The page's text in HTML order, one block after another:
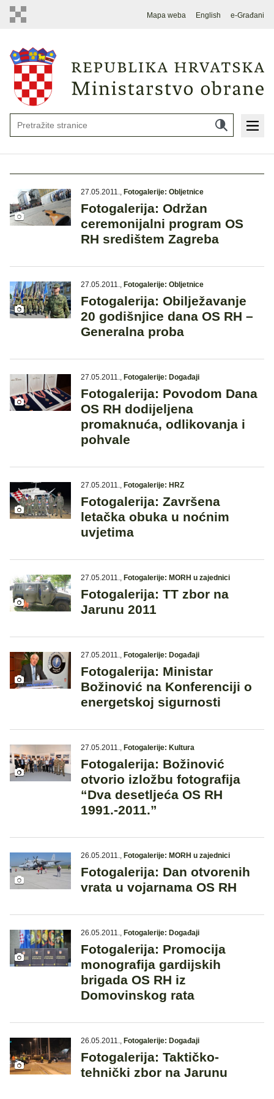
Mapa weba English e-Građani
27.05.2011., Fotogalerije: Obljetnice
Fotogalerija: Održan
ceremonijalni program OS
RH središtem Zagreba
27.05.2011., Fotogalerije: Obljetnice
Fotogalerija: Obilježavanje
20 godišnjice dana OS RH –
Generalna proba
27.05.2011., Fotogalerije: Događaji
Fotogalerija: Povodom Dana
OS RH dodijeljena
promaknuća, odlikovanja i
pohvale
27.05.2011., Fotogalerije: HRZ
Fotogalerija: Završena
letačka obuka u noćnim
uvjetima
27.05.2011., Fotogalerije: MORH u zajednici
Fotogalerija: TT zbor na
Jarunu 2011
27.05.2011., Fotogalerije: Događaji
Fotogalerija: Ministar
Božinović na Konferenciji o
energetskoj sigurnosti
27.05.2011., Fotogalerije: Kultura
Fotogalerija: Božinović
otvorio izložbu fotografija
“Dva desetljeća OS RH
1991.-2011.”
26.05.2011., Fotogalerije: MORH u zajednici
Fotogalerija: Dan otvorenih
vrata u vojarnama OS RH
26.05.2011., Fotogalerije: Događaji
Fotogalerija: Promocija
monografija gardijskih
brigada OS RH iz
Domovinskog rata
26.05.2011., Fotogalerije: Događaji
Fotogalerija: Taktičko-
tehnički zbor na Jarunu